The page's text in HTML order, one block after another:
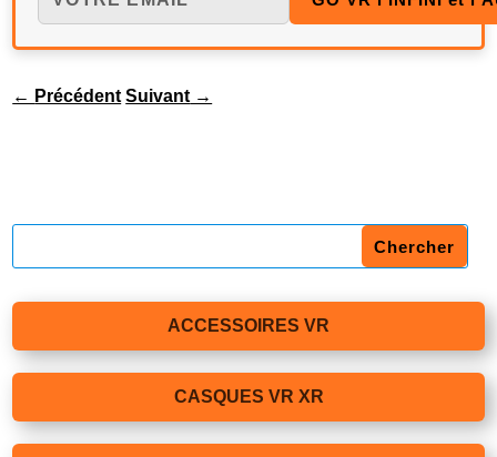
← Précédent Suivant →
ACCESSOIRES VR
CASQUES VR XR